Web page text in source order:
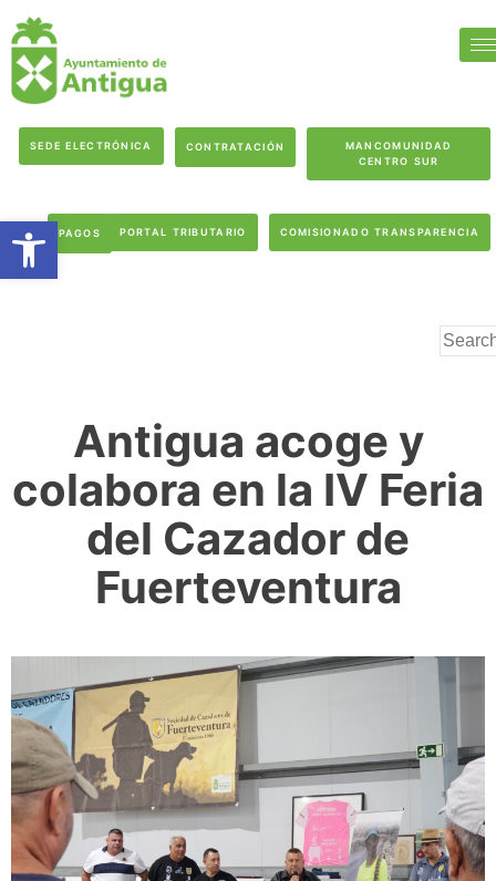
SEDE ELECTRÓNICA CONTRATACIÓN
MANCOMUNIDAD
CENTRO SUR
PAGOS PORTAL TRIBUTARIO COMISIONADO TRANSPARENCIA
Antigua acoge y
colabora en la IV Feria
del Cazador de
Fuerteventura
Abrir barra de herramientas